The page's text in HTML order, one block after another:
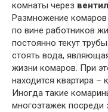
комнаты через
Размножение комаров
по вине работников
постоянно текут
стоять вода,
жизни комаров. При
находится квартира –
Иногда такие
многоэтажек посреди